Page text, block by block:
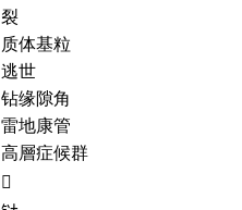
裂
质体基粒
逃世
钻缘隙角
雷地康管
高層症候群
𧘞